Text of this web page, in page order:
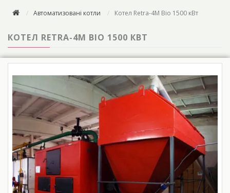
Автоматизовані котли Котел Retra-4М Bio 1500 кВт
КОТЕЛ RETRA-4М BIO 1500 КВТ